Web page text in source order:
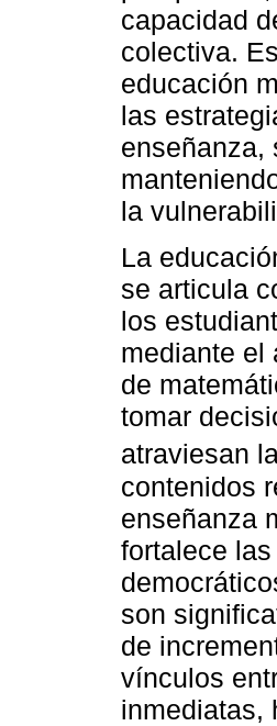
capacidad
colectiva.
educación
las
enseñanza,
la
La
se articula
los
mediante el
de
tomar
atraviesan
contenidos
enseñanza
fortalece
son
de
vínculos
inmediatas,